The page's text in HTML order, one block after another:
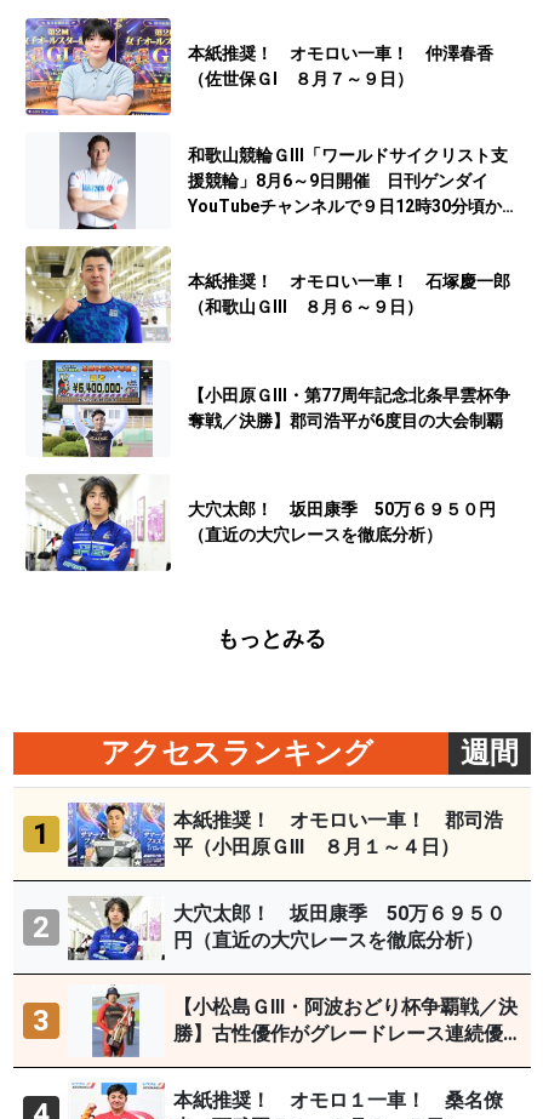
本紙推奨！ オモロい一車！ 仲澤春香
（佐世保ＧⅠ ８月７～９日）
和歌山競輪ＧⅢ「ワールドサイクリスト支
援競輪」8月6～9日開催 日刊ゲンダイ
YouTubeチャンネルで９日12時30分頃から
本紙推奨！ オモロい一車！ 石塚慶一郎
（和歌山ＧⅢ ８月６～９日）
【小田原ＧⅢ・第77周年記念北条早雲杯争
奪戦／決勝】郡司浩平が6度目の大会制覇
大穴太郎！ 坂田康季 50万６９５０円
（直近の大穴レースを徹底分析）
もっとみる
アクセスランキング 週間
1
本紙推奨！ オモロい一車！ 郡司浩
平（小田原ＧⅢ ８月１～４日）
2
大穴太郎！ 坂田康季 50万６９５０
円（直近の大穴レースを徹底分析）
3
【小松島ＧⅢ・阿波おどり杯争覇戦／決
勝】古性優作がグレードレース連続優
本紙推奨！ オモロ１一車！ 桑名僚